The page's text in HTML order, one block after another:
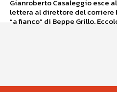
Gianroberto Casaleggio esce
lettera al direttore del
“a fianco” di Beppe Grillo.